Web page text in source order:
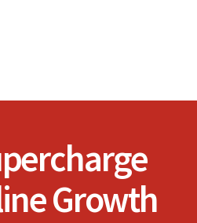
Growth